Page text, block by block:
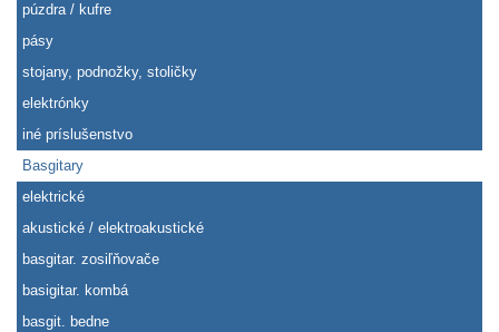
púzdra / kufre
pásy
stojany, podnožky, stoličky
elektrónky
iné príslušenstvo
Basgitary
elektrické
akustické / elektroakustické
basgitar. zosiľňovače
basigitar. kombá
basgit. bedne